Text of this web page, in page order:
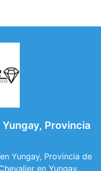
Provincia
Yungay, Provincia de
en Yungay.